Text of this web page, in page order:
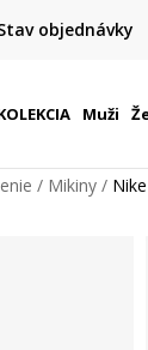
objednávky
AŽ -60 %
% len do 9. 8.
Muži
Mikiny